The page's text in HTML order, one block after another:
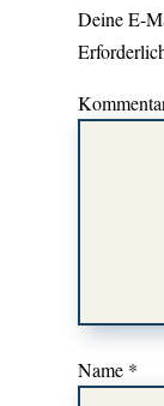
Deine E-
Name *